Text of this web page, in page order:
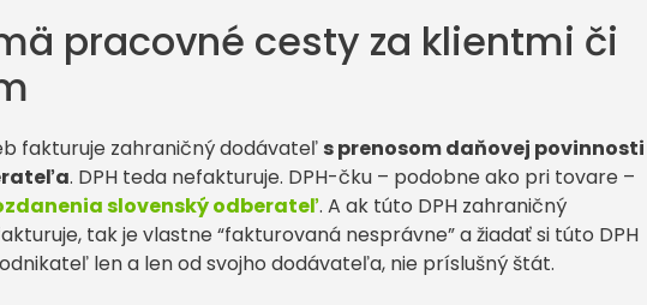
pracovné cesty za klientmi či
fakturuje zahraničný dodávateľ s prenosom daňovej povinnosti
. DPH teda nefakturuje. DPH-čku – podobne ako pri tovare –
slovenský odberateľ. A ak túto DPH zahraničný
tak je vlastne “fakturovaná nesprávne” a žiadať si túto DPH
len a len od svojho dodávateľa, nie príslušný štát.